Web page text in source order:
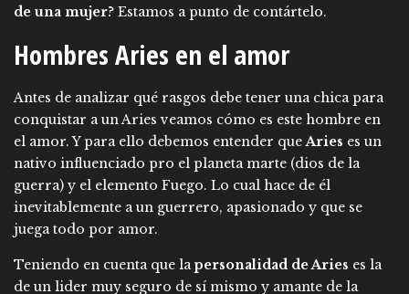
de una mujer? Estamos a punto de contártelo.
Hombres Aries en el amor
Antes de analizar qué rasgos debe tener una chica para
conquistar a un Aries veamos cómo es este hombre en
el amor. Y para ello debemos entender queAries es un
nativo influenciado pro el planeta marte (dios de la
guerra) y el elemento Fuego. Lo cual hace de él
inevitablemente a un guerrero, apasionado y que se
juega todo por amor.
Teniendo en cuenta que lapersonalidad de Aries es la
de un lider muy seguro de sí mismo y amante de la